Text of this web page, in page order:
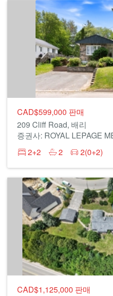
CAD$599,000 판매
209 Cliff Road, 배리
증권사: ROYAL LEPAGE
2+2
2 2(0+2)
CAD$1,125,000 판매